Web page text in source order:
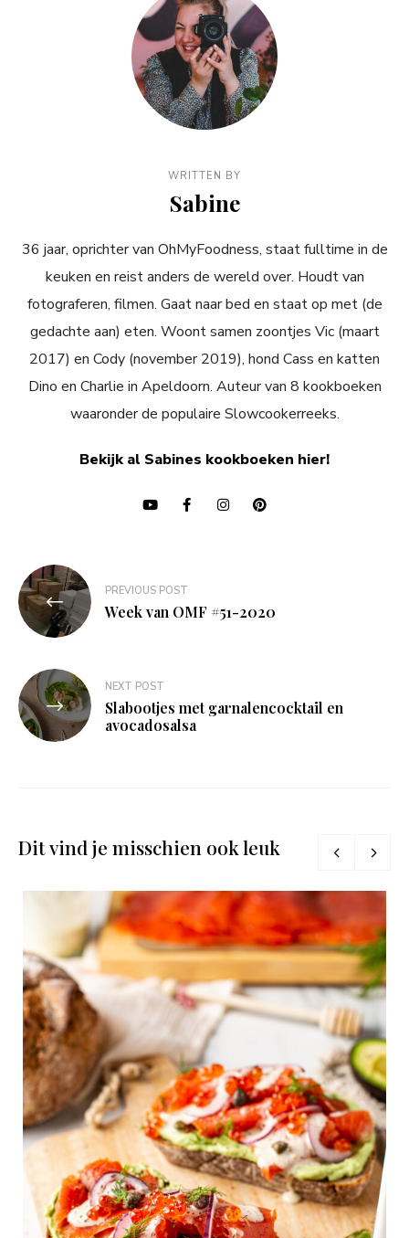
WRITTEN BY
Sabine
36 jaar, oprichter van OhMyFoodness, staat fulltime in de
keuken en reist anders de wereld over. Houdt van
fotograferen, filmen. Gaat naar bed en staat op met (de
gedachte aan) eten. Woont samen zoontjes Vic (maart
2017) en Cody (november 2019), hond Cass en katten
Dino en Charlie in Apeldoorn. Auteur van 8 kookboeken
waaronder de populaire Slowcookerreeks.
Bekijk al Sabines kookboeken hier!
Bericht
navigatie
PREVIOUS POST
Week van OMF #51-2020
NEXT POST
Slabootjes met garnalencocktail en
avocadosalsa
Dit vind je misschien ook leuk